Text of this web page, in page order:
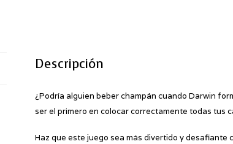
Descripción
¿Podría alguien beber champán cuando Darwin
ser el primero en colocar correctamente todas tus
Haz que este juego sea más divertido y desafiante